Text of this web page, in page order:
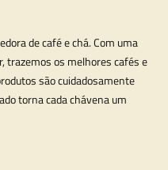
de café e chá. Com uma
trazemos os melhores cafés e
são cuidadosamente
torna cada chávena um